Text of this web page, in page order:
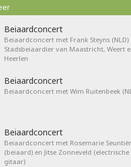
Beiaardconcert
Beiaardconcert met Frank Steyns (NLD)
Stadsbeiaardier van Maastricht, Weert
Heerlen
Beiaardconcert
Beiaardconcert met Wim Ruitenbeek
Beiaardconcert
Beiaardconcert met Rosemarie
(beiaard) en Jitse Zonneveld (electrische
gitaar)